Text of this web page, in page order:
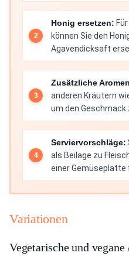
Honig ersetzen:
können Sie den
Agavendicksaft
Zusätzliche
anderen Kräutern
um den Geschmack
Serviervorschläge:
als Beilage zu
einer Gemüseplatte
Variationen
Vegetarische und vegane